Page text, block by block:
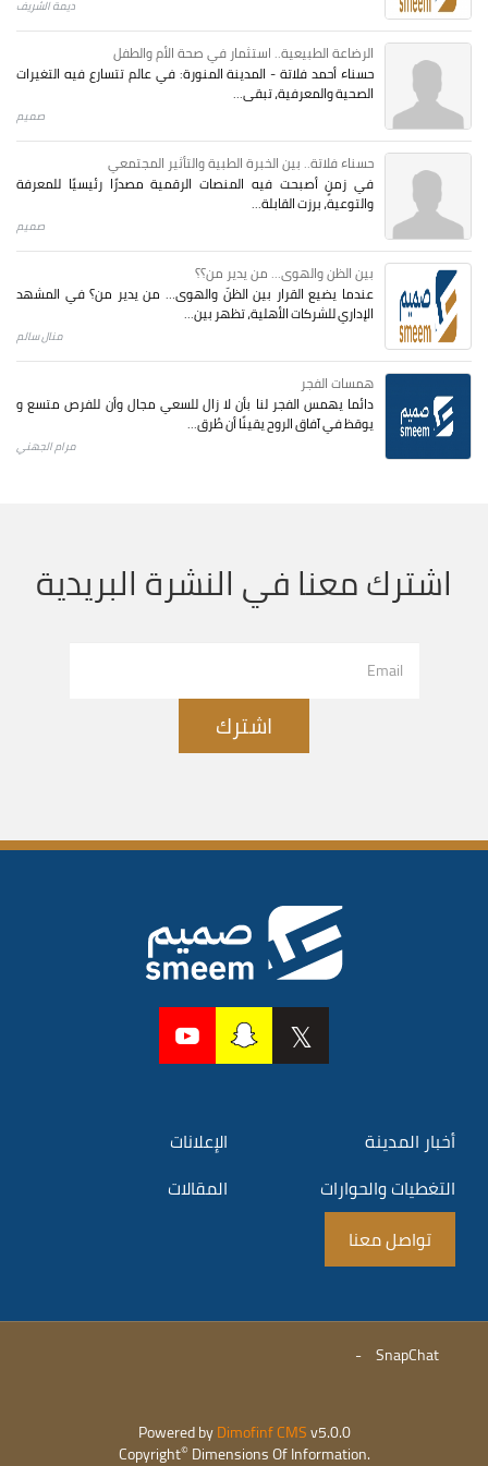
ديمة الشريف
الرضاعة الطبيعية.. استثمار في صحة الأم والطفل
حسناء أحمد فلاتة - المدينة المنورة: في عالم تتسارع فيه التغيرات
الصحية والمعرفية، تبقى...
صميم
حسناء فلاتة.. بين الخبرة الطبية والتأثير المجتمعي
في زمنٍ أصبحت فيه المنصات الرقمية مصدرًا رئيسيًا للمعرفة
والتوعية، برزت القابلة...
صميم
بين الظن والهوى... من يدير من؟؟
عندما يضيع القرار بين الظنّ والهوى… من يدير من؟ في المشهد
الإداري للشركات الأهلية، تظهر بين...
منال سالم
همسات الفجر
دائما يهمس الفجر لنا بأن لا زال للسعي مجال وأن للفرص متسع و
يوقظ في آفاق الروح يقينًا أن طُرق...
مرام الجهني
اشترك معنا في النشرة البريدية
اشترك
أخبار المدينة
الإعلانات
التغطيات والحوارات
المقالات
تواصل معنا
SnapChat
-
Powered byDimofinf CMSv5.0.0
Copyright© Dimensions Of Information.